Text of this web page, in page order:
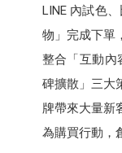
LINE 內試色
物」完成下單
整合「互動內
碑擴散」三大
牌帶來大量新
為購買行動，